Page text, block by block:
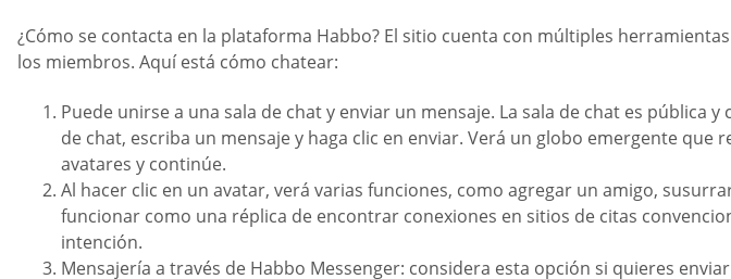
¿Cómo se contacta en la plataforma Habbo? El sitio cuenta con múltiples
los miembros. Aquí está cómo chatear:
Puede unirse a una sala de chat y enviar un mensaje. La sala de chat es
de chat, escriba un mensaje y haga clic en enviar. Verá un globo emergente
avatares y continúe.
Al hacer clic en un avatar, verá varias funciones, como agregar un amigo,
funcionar como una réplica de encontrar conexiones en sitios de citas
intención.
Mensajería a través de Habbo Messenger: considera esta opción si quieres